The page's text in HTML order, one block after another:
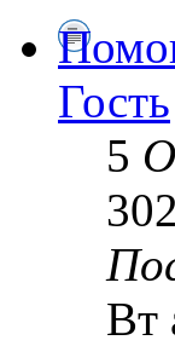
Гость
5
Вт